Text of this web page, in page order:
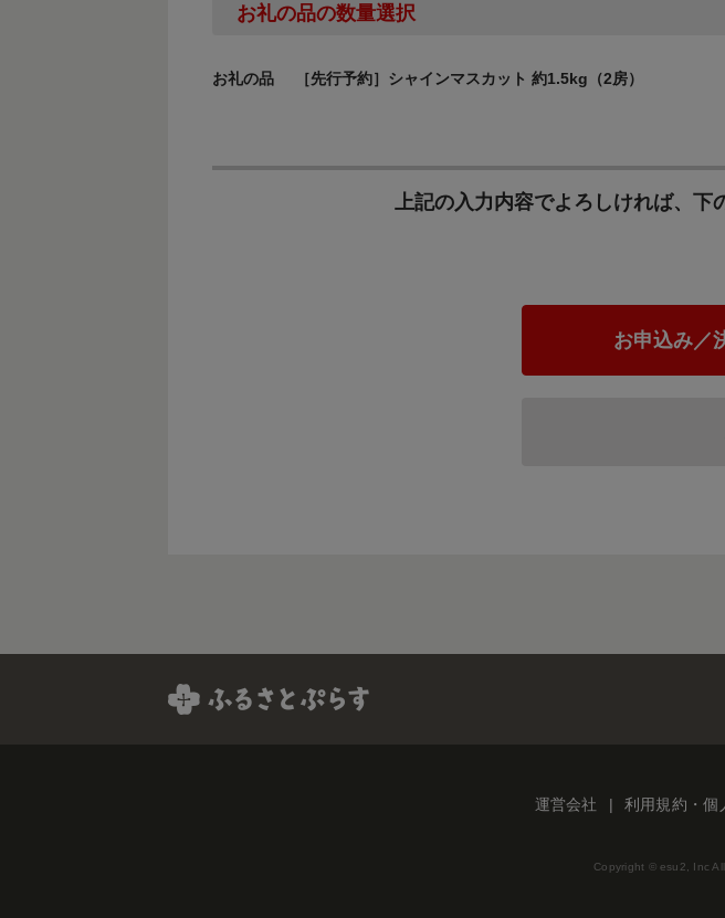
お礼の品の数量選択
お礼の品 ［先行予約］シャインマスカット 約1.5kg（2房）
上記の入力内容でよろしければ、下
お申込み／
運営会社 利用規約・個
Copyright © esu2, Inc